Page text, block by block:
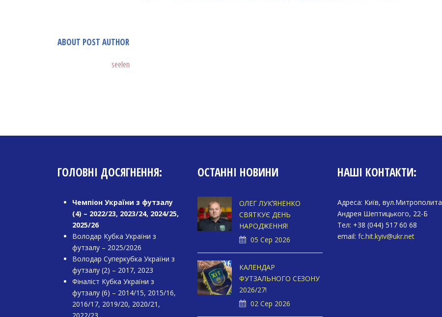
ABOUT POST AUTHOR
seelen
ГОЛОВНІ ДОСЯГНЕННЯ:
Чемпіон України з футзалу
(4) – 2022/23, 2023/24, 2024/25,
2025/26
Володар Кубка України з
футзалу – 2025/2026
Володар Суперкубка України з
футзалу (2) – 2017, 2023
Фіналіст Кубка України з
футзалу (6) – 2014/15, 2015/16,
2016/17, 2019/20, 2020/21,
ОСТАННІ НОВИНИ
ОЛЕГ ЛУКʼЯНЕНКО
СВЯТКУЄ ДЕНЬ
НАРОДЖЕННЯ!
05 Сер 2026
КАЛЕНДАР
ФУТЗАЛЬНОГО СЕЗОНУ
2026/27!
02 Сер 2026
НАШІ КОНТАКТИ:
Адреса: Київ, вул.Митрополита
Андрея Шептицького, 22-Б
Тел: +38 (044) 517 60 68
email: fc.hit.kyiv@ukr.net